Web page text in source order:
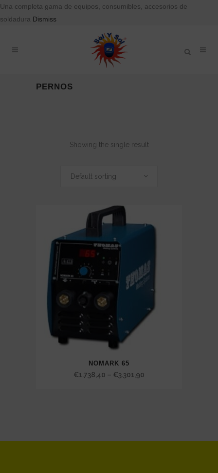
Una completa gama de equipos, consumibles, accesorios de
soldadura Dismiss
PERNOS
Showing the single result
Default sorting
NOMARK 65
€1.738,40 – €3.301,90